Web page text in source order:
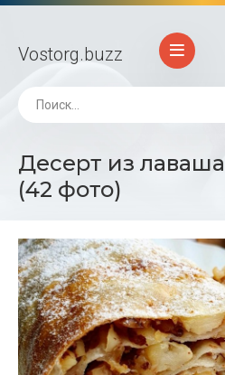
Vostorg.buzz
Десерт из
(42 фото)